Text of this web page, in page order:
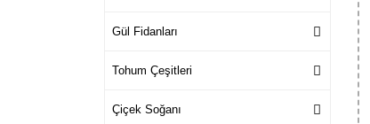
Gül Fidanları
Tohum Çeşitleri
Çiçek Soğanı